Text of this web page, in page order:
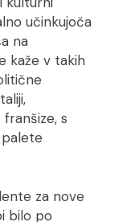
učinkujoča
na
kaže v takih
s
za nove
bilo po